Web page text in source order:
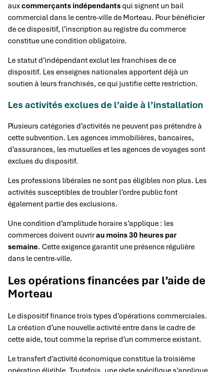
auxcommerçants indépendantsqui signent un bail
commercial dans le centre-ville de Morteau. Pour bénéficier
de ce dispositif, l’inscription au registre du commerce
constitue une condition obligatoire.
Le statut d’indépendant exclut les franchises de ce
dispositif. Les enseignes nationales apportent déjà un
soutien à leurs franchisés, ce qui justifie cette restriction.
Les activités exclues de l’aide à l’installation
Plusieurs catégories d’activités ne peuvent pas prétendre à
cette subvention. Les agences immobilières, bancaires,
d’assurances, les mutuelles et les agences de voyages sont
exclues du dispositif.
Les professions libérales ne sont pas éligibles non plus. Les
activités susceptibles de troubler l’ordre public font
également partie des exclusions.
Une condition d’amplitude horaire s’applique : les
commerces doivent ouvrirau moins 30 heures par
semaine. Cette exigence garantit une présence régulière
dans le centre-ville.
Les opérations financées par l’aide de
Morteau
Le dispositif finance trois types d’opérations commerciales.
La création d’une nouvelle activité entre dans le cadre de
cette aide, tout comme la reprise d’un commerce existant.
Le transfert d’activité économique constitue la troisième